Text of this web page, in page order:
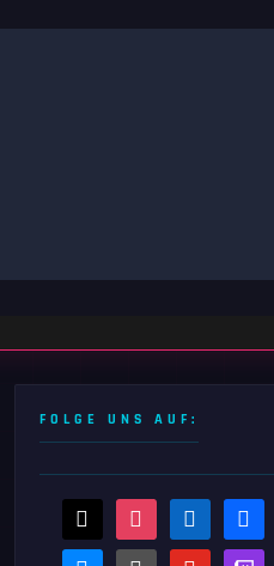
FOLGE UNS AUF:
threads instagramlinkedin